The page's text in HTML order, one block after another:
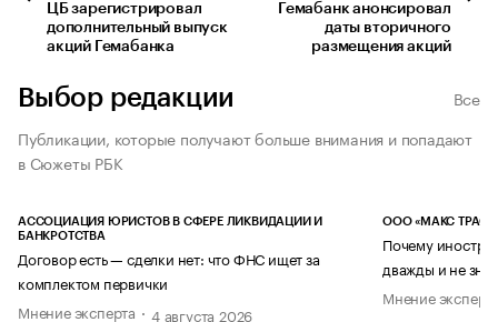
ЦБ зарегистрировал
дополнительный выпуск
акций Гемабанка
Гемабанк анонсировал
даты вторичного
размещения акций
Выбор редакции
Все
Публикации, которые получают больше внимания и попадают
в Сюжеты РБК
АССОЦИАЦИЯ ЮРИСТОВ В СФЕРЕ ЛИКВИДАЦИИ И
БАНКРОТСТВА
Договор есть — сделки нет: что ФНС ищет за
комплектом первички
Мнение эксперта
4 августа 2026
ООО «МАКС ТРАСТ»
Почему
дважды и не
Мнение